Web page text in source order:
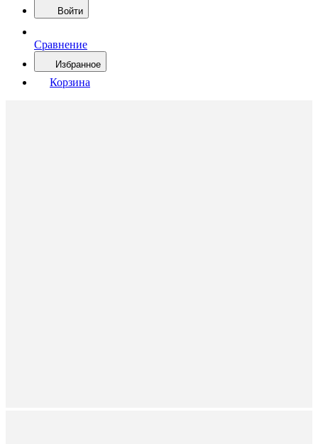
Войти
Сравнение
Избранное
Корзина